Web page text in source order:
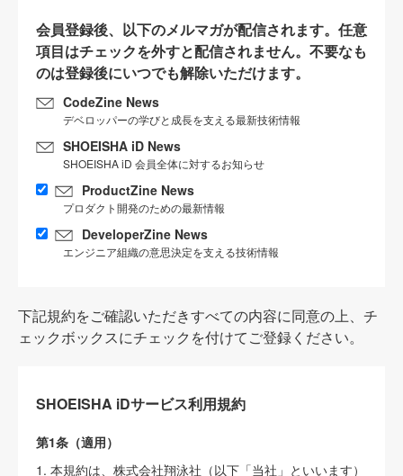
会員登録後、以下のメルマガが配信されます。任意
項目はチェックを外すと配信されません。不要なも
のは登録後にいつでも解除いただけます。
CodeZine News
デベロッパーの学びと成長を支える最新技術情報
SHOEISHA iD News
SHOEISHA iD 会員全体に対するお知らせ
ProductZine News
プロダクト開発のための最新情報
DeveloperZine News
エンジニア組織の意思決定を支える技術情報
下記規約をご確認いただきすべての内容に同意の上、チ
ェックボックスにチェックを付けてご登録ください。
SHOEISHA iDサービス利用規約
第1条（適用）
1. 本規約は、株式会社翔泳社（以下「当社」といいます）